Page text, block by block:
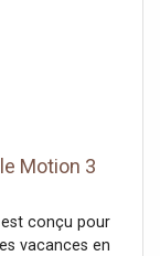
Motion 3
conçu pour
vacances en